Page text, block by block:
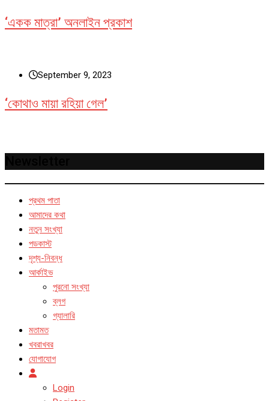
‘একক মাত্রা’ অনলাইন প্রকাশ
September 9, 2023
‘কোথাও মায়া রহিয়া গেল’
প্রথম পাতা
আমাদের কথা
নতুন সংখ্যা
পডকাস্ট
দৃশ্য-নিবন্ধ
আর্কাইভ
পুরনো সংখ্যা
ব্লগ
গ্যালারি
মতামত
খবরাখবর
যোগাযোগ
Login